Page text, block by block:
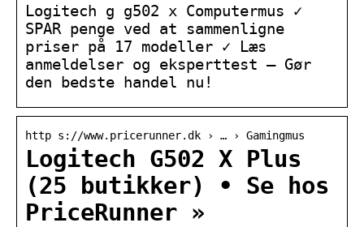
Logitech g g502 x Computermus ✓
SPAR penge ved at sammenligne
priser på 17 modeller ✓ Læs
anmeldelser og eksperttest – Gør
den bedste handel nu!
http s://www.pricerunner.dk › … › Gamingmus
Logitech G502 X Plus
(25 butikker) • Se hos
PriceRunner »